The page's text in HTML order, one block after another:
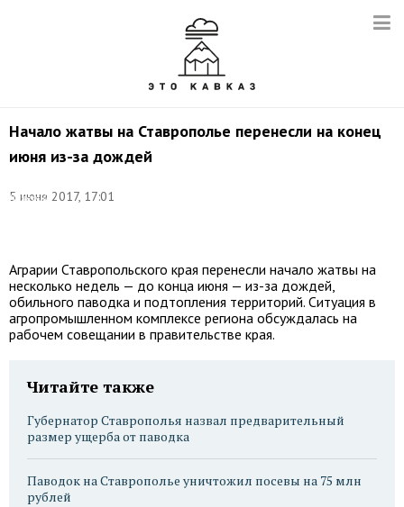
Начало жатвы на Ставрополье перенесли на конец
июня из-за дождей
5 июня 2017, 17:01
Валерий
Аграрии Ставропольского края перенесли начало жатвы на
несколько недель — до конца июня — из-за дождей,
обильного паводка и подтопления территорий. Ситуация в
агропромышленном комплексе региона обсуждалась на
рабочем совещании в правительстве края.
Читайте также
Губернатор Ставрополья назвал предварительный
размер ущерба от паводка
Паводок на Ставрополье уничтожил посевы на 75 млн
рублей